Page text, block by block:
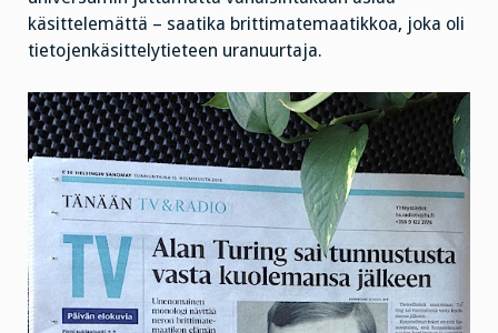
käsittelemättä – saatika brittimatemaatikkoa, joka oli
tietojenkäsittelytieteen uranuurtaja.